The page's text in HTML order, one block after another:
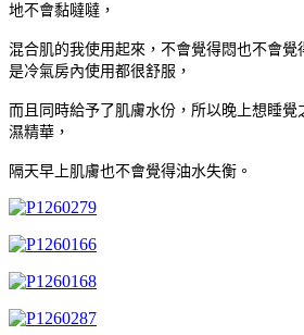
地不會黏噠噠，
混合肌的我使用起來，不會覺得悶也不會
是冷氣房內使用都很舒服，
而且同時給予了肌膚水份，所以晚上想睡
濕精華，
隔天早上肌膚也不會覺得油水失衡。